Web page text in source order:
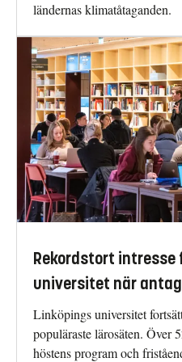
ländernas klimatåtaganden.
Rekordstort intresse
universitet när
Linköpings universitet
populäraste lärosäten. Över
höstens program och